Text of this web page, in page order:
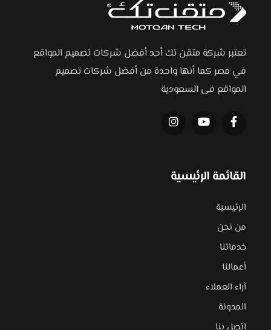
تعتبر شركة متقن تك أحد أفضل شركات تصميم المواقع
في مصر كما أنها واحدة من أفضل شركات تصميم
المواقع فى السعودية
القائمة الرئيسية
الرئيسية
من نحن
خدماتنا
أعمالنا
آراء العملاء
المدونة